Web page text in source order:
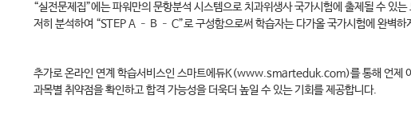
“실전문제집”에는 파워만의 문항분석 시스템으로 치과위생사 국가시험에 출제될 수 있
저히 분석하여 “STEP A – B – C”로 구성함으로써 학습자는 다가올 국가시험에 완벽하
추가로 온라인 연계 학습서비스인 스마트에듀K(www.smarteduk.com)를 통해 언제 어
과목별 취약점을 확인하고 합격 가능성을 더욱더 높일 수 있는 기회를 제공합니다.